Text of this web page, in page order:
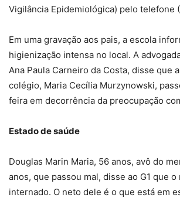
Vigilância Epidemiológica) pelo telefone
Em uma gravação aos pais, a escola
higienização intensa no local. A
Ana Paula Carneiro da Costa, disse que
colégio, Maria Cecília Murzynowski,
feira em decorrência da preocupação
Estado de saúde
Douglas Marin Maria, 56 anos, avô do
anos, que passou mal, disse ao G1 que
internado. O neto dele é o que está em